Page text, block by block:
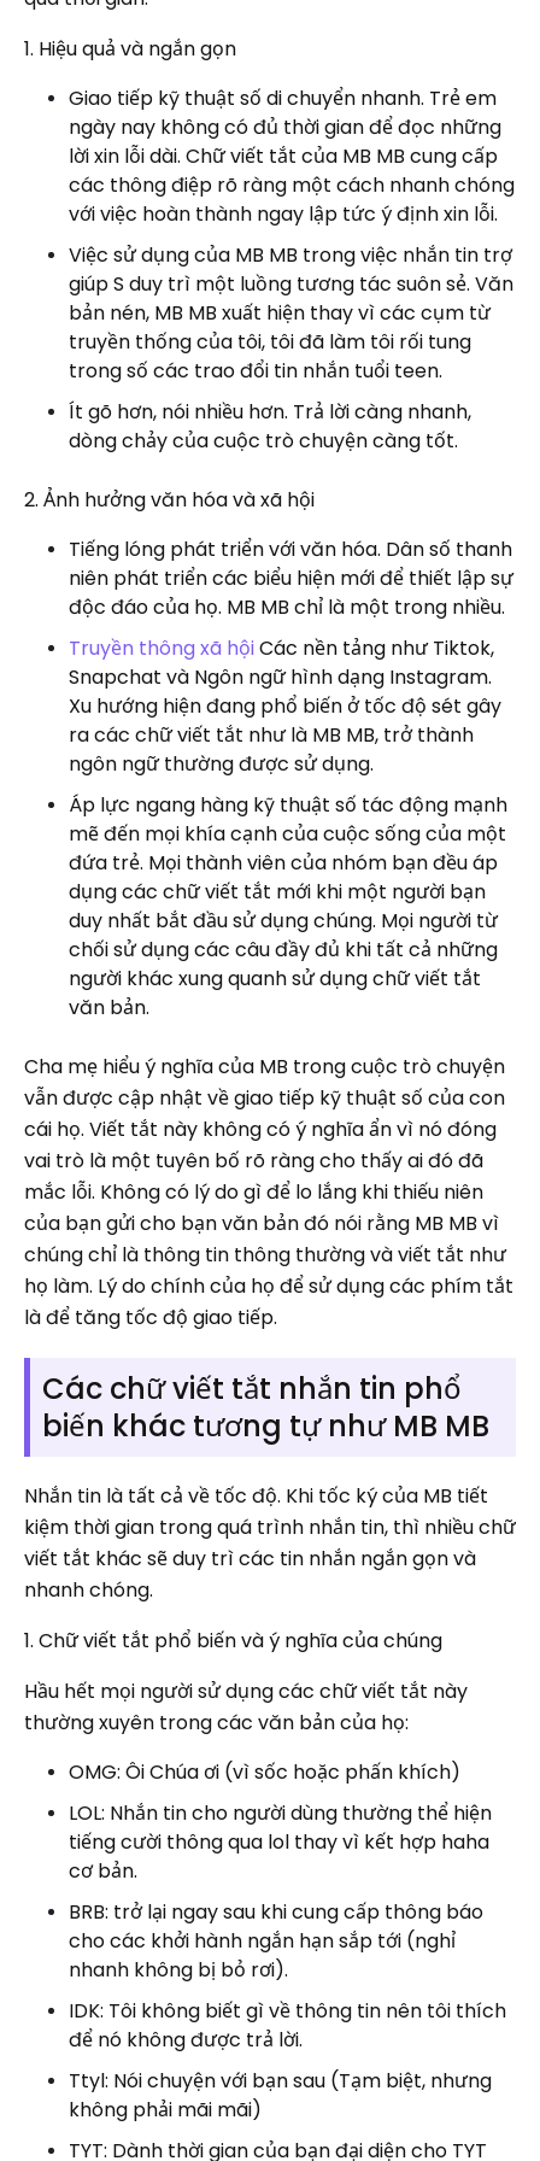
1. Hiệu quả và ngắn gọn
Giao tiếp kỹ thuật số di chuyển nhanh. Trẻ em
ngày nay không có đủ thời gian để đọc những
lời xin lỗi dài. Chữ viết tắt của MB MB cung cấp
các thông điệp rõ ràng một cách nhanh chóng
với việc hoàn thành ngay lập tức ý định xin lỗi.
Việc sử dụng của MB MB trong việc nhắn tin trợ
giúp S duy trì một luồng tương tác suôn sẻ. Văn
bản nén, MB MB xuất hiện thay vì các cụm từ
truyền thống của tôi, tôi đã làm tôi rối tung
trong số các trao đổi tin nhắn tuổi teen.
Ít gõ hơn, nói nhiều hơn. Trả lời càng nhanh,
dòng chảy của cuộc trò chuyện càng tốt.
2. Ảnh hưởng văn hóa và xã hội
Tiếng lóng phát triển với văn hóa. Dân số thanh
niên phát triển các biểu hiện mới để thiết lập sự
độc đáo của họ. MB MB chỉ là một trong nhiều.
Truyền thông xã hộiCác nền tảng như Tiktok,
Snapchat và Ngôn ngữ hình dạng Instagram.
Xu hướng hiện đang phổ biến ở tốc độ sét gây
ra các chữ viết tắt như là MB MB, trở thành
ngôn ngữ thường được sử dụng.
Áp lực ngang hàng kỹ thuật số tác động mạnh
mẽ đến mọi khía cạnh của cuộc sống của một
đứa trẻ. Mọi thành viên của nhóm bạn đều áp
dụng các chữ viết tắt mới khi một người bạn
duy nhất bắt đầu sử dụng chúng. Mọi người từ
chối sử dụng các câu đầy đủ khi tất cả những
người khác xung quanh sử dụng chữ viết tắt
văn bản.
Cha mẹ hiểu ý nghĩa của MB trong cuộc trò chuyện
vẫn được cập nhật về giao tiếp kỹ thuật số của con
cái họ. Viết tắt này không có ý nghĩa ẩn vì nó đóng
vai trò là một tuyên bố rõ ràng cho thấy ai đó đã
mắc lỗi. Không có lý do gì để lo lắng khi thiếu niên
của bạn gửi cho bạn văn bản đó nói rằng MB MB vì ​​
chúng chỉ là thông tin thông thường và viết tắt như
họ làm. Lý do chính của họ để sử dụng các phím tắt
là để tăng tốc độ giao tiếp.
Các chữ viết tắt nhắn tin phổ
biến khác tương tự như MB MB
Nhắn tin là tất cả về tốc độ. Khi tốc ký của MB tiết
kiệm thời gian trong quá trình nhắn tin, thì nhiều chữ
viết tắt khác sẽ duy trì các tin nhắn ngắn gọn và
nhanh chóng.
1. Chữ viết tắt phổ biến và ý nghĩa của chúng
Hầu hết mọi người sử dụng các chữ viết tắt này
thường xuyên trong các văn bản của họ:
OMG: Ôi Chúa ơi (vì sốc hoặc phấn khích)
LOL: Nhắn tin cho người dùng thường thể hiện
tiếng cười thông qua lol thay vì kết hợp haha ​​
cơ bản.
BRB: trở lại ngay sau khi cung cấp thông báo
cho các khởi hành ngắn hạn sắp tới (nghỉ
nhanh không bị bỏ rơi).
IDK: Tôi không biết gì về thông tin nên tôi thích
để nó không được trả lời.
Ttyl: Nói chuyện với bạn sau (Tạm biệt, nhưng
không phải mãi mãi)
TYT: Dành thời gian của bạn đại diện cho TYT